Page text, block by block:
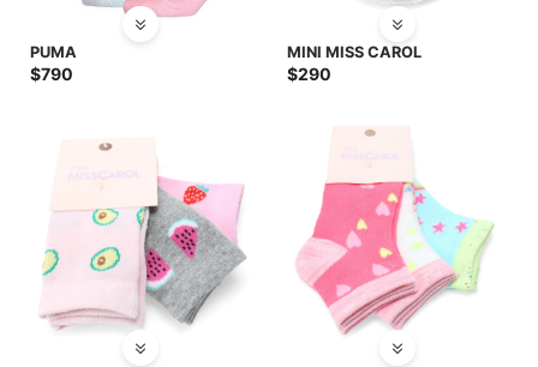
PUMA
$790
MINI MISS CAROL
$290